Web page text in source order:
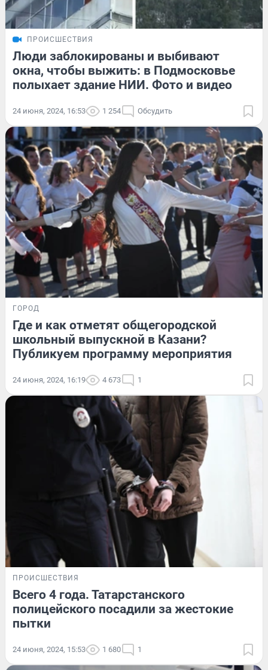
ПРОИСШЕСТВИЯ
Люди заблокированы и выбивают
окна, чтобы выжить: в Подмосковье
полыхает здание НИИ. Фото и видео
24 июня, 2024, 16:53 1 254 Обсудить
ГОРОД
Где и как отметят общегородской
школьный выпускной в Казани?
Публикуем программу мероприятия
24 июня, 2024, 16:19 4 673 1
ПРОИСШЕСТВИЯ
Всего 4 года. Татарстанского
полицейского посадили за жестокие
пытки
24 июня, 2024, 15:53 1 680 1